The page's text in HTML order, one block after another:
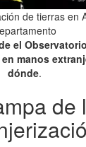
de tierras en
el
manos
dónde.
de